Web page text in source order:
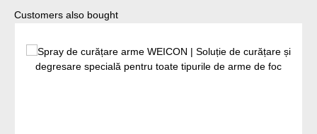
Sari peste galeria de produse
Customers also bought